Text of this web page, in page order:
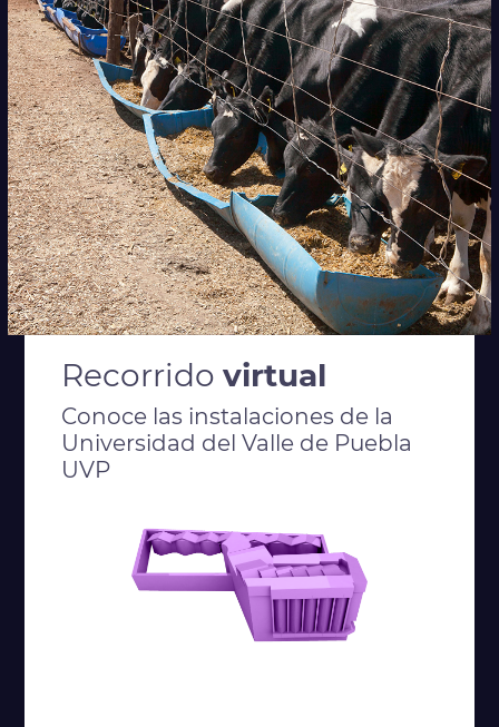
Recorrido virtual
Conoce las instalaciones de la
Universidad del Valle de Puebla
UVP